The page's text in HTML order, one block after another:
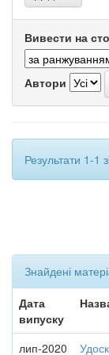
Вивести на
Автори
Результати 1-1
Знайдені
Дата
випуску
лип-2020